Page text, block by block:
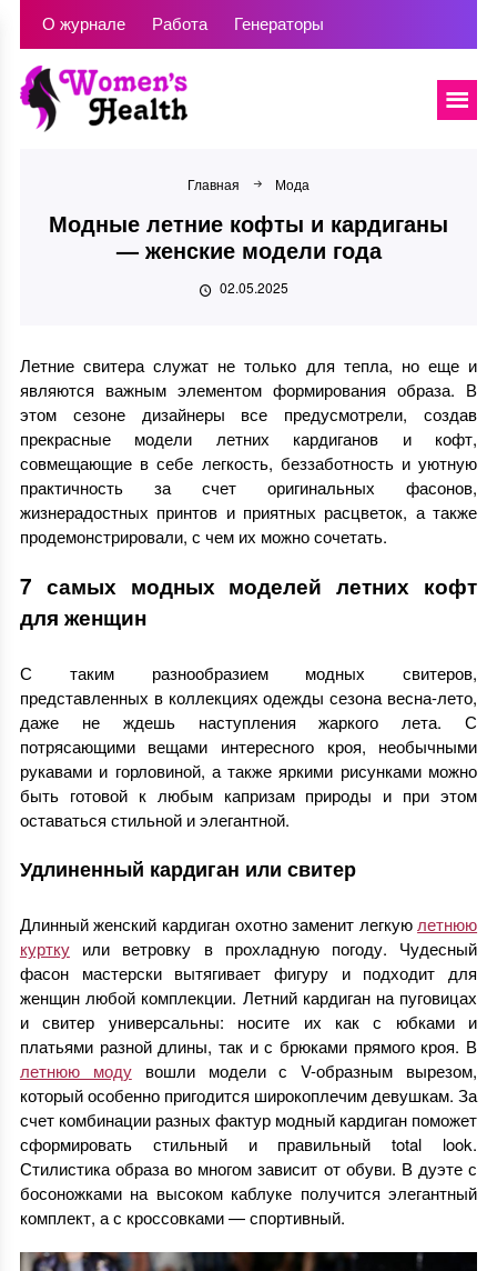
О журнале Работа Генераторы
Главная Мода
Модные летние кофты и кардиганы
— женские модели года
02.05.2025
Летние свитера служат не только для тепла, но еще и
являются важным элементом формирования образа. В
этом сезоне дизайнеры все предусмотрели, создав
прекрасные модели летних кардиганов и кофт,
совмещающие в себе легкость, беззаботность и уютную
практичность за счет оригинальных фасонов,
жизнерадостных принтов и приятных расцветок, а также
продемонстрировали, с чем их можно сочетать.
7 самых модных моделей летних кофт
для женщин
С таким разнообразием модных свитеров,
представленных в коллекциях одежды сезона весна-лето,
даже не ждешь наступления жаркого лета. С
потрясающими вещами интересного кроя, необычными
рукавами и горловиной, а также яркими рисунками можно
быть готовой к любым капризам природы и при этом
оставаться стильной и элегантной.
Удлиненный кардиган или свитер
Длинный женский кардиган охотно заменит легкую летнюю
курткуили ветровку в прохладную погоду. Чудесный
фасон мастерски вытягивает фигуру и подходит для
женщин любой комплекции. Летний кардиган на пуговицах
и свитер универсальны: носите их как с юбками и
платьями разной длины, так и с брюками прямого кроя. В
летнюю модувошли модели с V-образным вырезом,
который особенно пригодится широкоплечим девушкам. За
счет комбинации разных фактур модный кардиган поможет
сформировать стильный и правильный total look.
Стилистика образа во многом зависит от обуви. В дуэте с
босоножками на высоком каблуке получится элегантный
комплект, а с кроссовками — спортивный.